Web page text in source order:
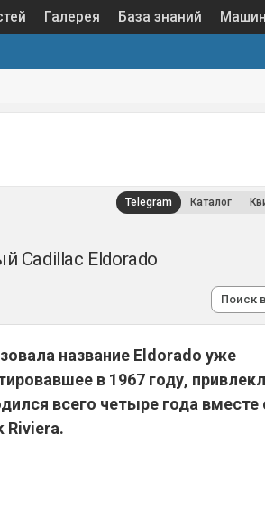
Галерея База знаний
Telegram Каталог
Cadillac Eldorado
Поиск
название Eldorado уже
в 1967 году,
всего четыре года вместе
Riviera.